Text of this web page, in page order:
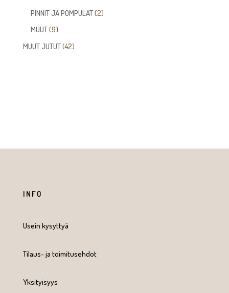
tuotetta
PINNIT JA POMPULAT 22
MUUT 99
tuotetta
MUUT JUTUT 4242
INFO
Usein kysyttyä
Tilaus- ja toimitusehdot
Yksityisyys